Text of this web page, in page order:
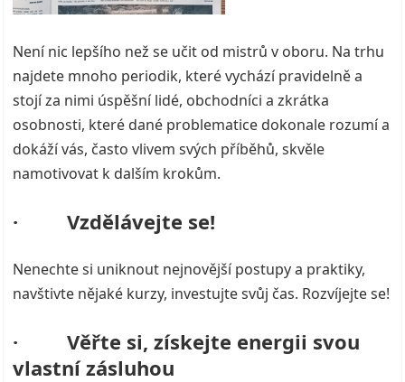
Není nic lepšího než se učit od mistrů v oboru. Na trhu
najdete mnoho periodik, které vychází pravidelně a
stojí za nimi úspěšní lidé, obchodníci a zkrátka
osobnosti, které dané problematice dokonale rozumí a
dokáží vás, často vlivem svých příběhů, skvěle
namotivovat k dalším krokům.
· Vzdělávejte se!
Nenechte si uniknout nejnovější postupy a praktiky,
navštivte nějaké kurzy, investujte svůj čas. Rozvíjejte se!
· Věřte si, získejte energii svou
vlastní zásluhou